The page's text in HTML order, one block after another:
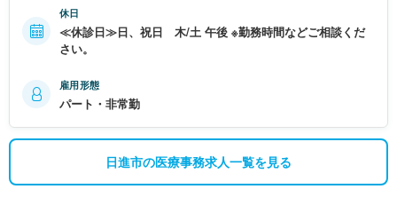
休日
≪休診日≫日、祝日 木/土 午後 ※勤務時間などご相談くだ
さい。
雇用形態
パート・非常勤
日進市の医療事務求人一覧を見る